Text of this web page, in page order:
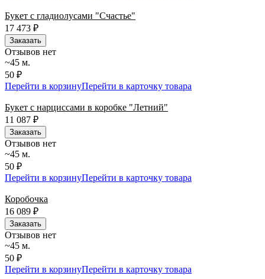
Букет с гладиолусами "Счастье"
17 473 ₽
Заказать
Отзывов нет
~45 м.
50 ₽
Перейти в корзинуПерейти в карточку товара
Букет с нарциссами в коробке "Летний"
11 087 ₽
Заказать
Отзывов нет
~45 м.
50 ₽
Перейти в корзинуПерейти в карточку товара
Коробочка
16 089 ₽
Заказать
Отзывов нет
~45 м.
50 ₽
Перейти в корзинуПерейти в карточку товара